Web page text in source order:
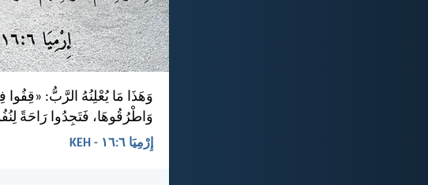
وَهَذَا مَا يُعْلِنُهُ الرَّبُّ:
وَاطْرُقُوهَا، فَتَجِدُوا رَاحَةً
إِرْمِيَا ٦:‏١٦ - KEH